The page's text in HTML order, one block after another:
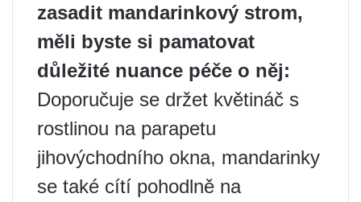
zasadit mandarinkový strom,
měli byste si pamatovat
důležité nuance péče o něj:
Doporučuje se držet květináč s
rostlinou na parapetu
jihovýchodního okna, mandarinky
se také cítí pohodlně na